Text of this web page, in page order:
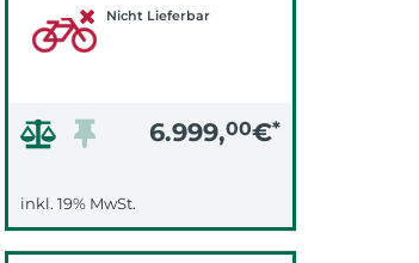
Nicht Lieferbar
6.999,00€*
inkl. 19% MwSt.